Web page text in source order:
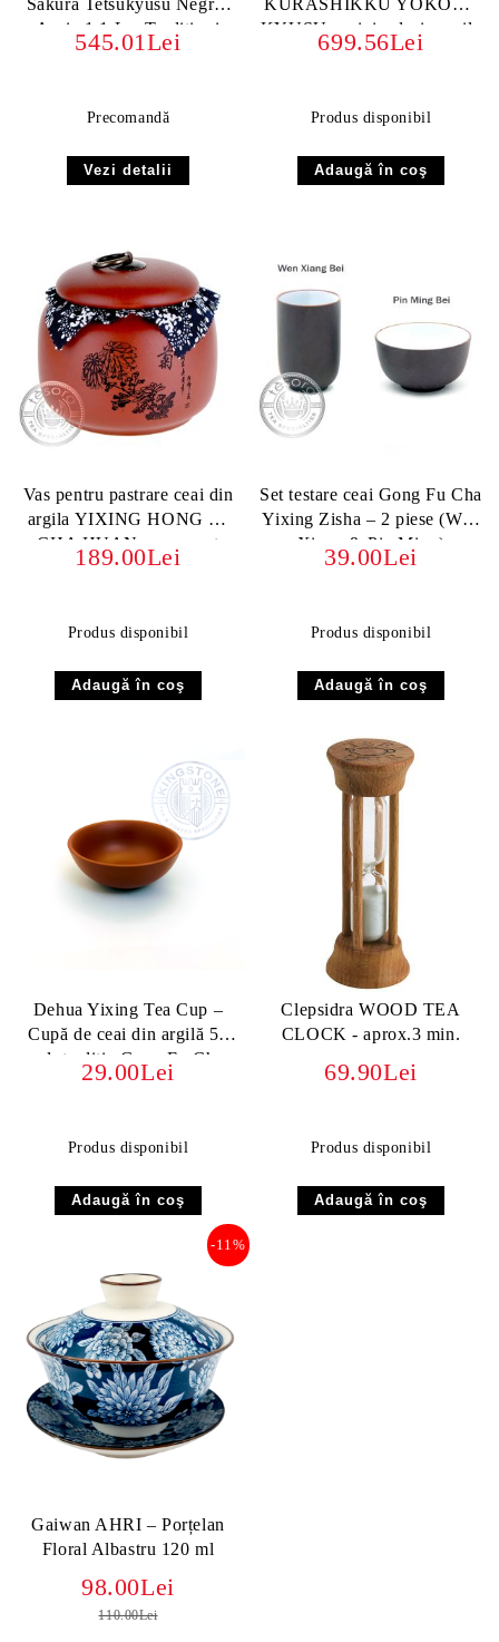
Auriu 1.1 L – Tradiție și
Eleganță Niponă
545.01Lei
Precomandă
Vezi detalii
KYUSU ceainic clasic argila
JAPONIA
699.56Lei
Produs disponibil
Vas pentru pastrare ceai din
argila YIXING HONG NI
CHA HUAN, ornament
vintage
189.00Lei
Produs disponibil
Set testare ceai Gong Fu Cha
Yixing Zisha – 2 piese (Wen
Xiang & Pin Ming)
39.00Lei
Produs disponibil
Dehua Yixing Tea Cup –
Cupă de ceai din argilă 50
ml, tradiție Gong Fu Cha
29.00Lei
Produs disponibil
Clepsidra WOOD TEA
CLOCK - aprox.3 min.
69.90Lei
Produs disponibil
Gaiwan AHRI – Porțelan
Floral Albastru 120 ml
-11%
98.00Lei
110.00Lei